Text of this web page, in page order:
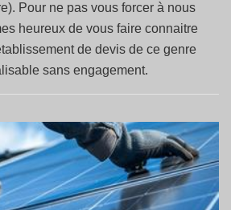
Pour ne pas vous forcer à nous
heureux de vous faire connaitre
de devis de ce genre
sans engagement.